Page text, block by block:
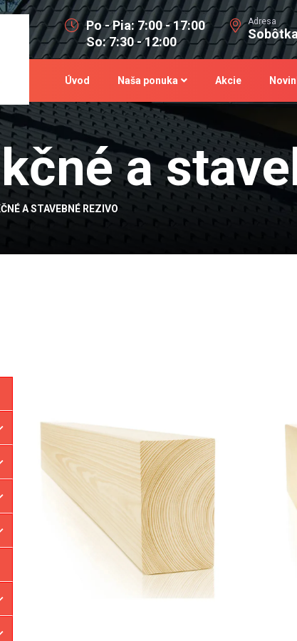
Po - Pia: 7:00 - 17:00
So: 7:30 - 12:00
Adresa
Úvod Naša ponuka Akcie
a
A STAVEBNÉ REZIVO